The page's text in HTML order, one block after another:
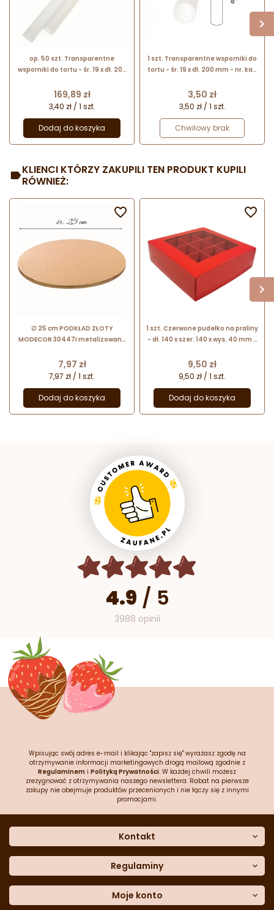
op. 50 szt. Transparentne
wsporniki do tortu - śr. 19 x dł. 200
Cena
169,89 zł
3,40 zł / 1 szt.
Dodaj do koszyka
1 szt. Transparentne wsporniki do
tortu - śr. 19 x dł. 200 mm - nr. kat.
Cena
3,50 zł
3,50 zł / 1 szt.
Chwilowy brak
KLIENCI KTÓRZY ZAKUPILI TEN PRODUKT KUPILI
RÓWNIEŻ:
∅ 25 cm PODKŁAD ZŁOTY
MODECOR 30447I metalizowany
Cena
7,97 zł
7,97 zł / 1 szt.
Dodaj do koszyka

1 szt. Czerwone pudełko na praliny
- dł. 140 x szer. 140 x wys. 40 mm -
okienkiem
Cena
9,50 zł
9,50 zł / 1 szt.
Dodaj do koszyka

4.9 / 5
3988 opinii
Wpisując swój adres e-mail i klikając "zapisz się" wyrażasz zgodę na
otrzymywanie informacji marketingowych drogą mailową zgodnie z
Regulaminem i Polityką Prywatności. W każdej chwili możesz
zrezygnować z otrzymywania naszego newslettera. Rabat na pierwsze
zakupy nie obejmuje produktów przecenionych i nie łączy się z innymi
promocjami.
Kontakt
Dane kontaktowe
Często zadawane pytania
Sklep stacjonarny
Formularz kontaktowy
Regulaminy
Polityka prywatności
Moje konto